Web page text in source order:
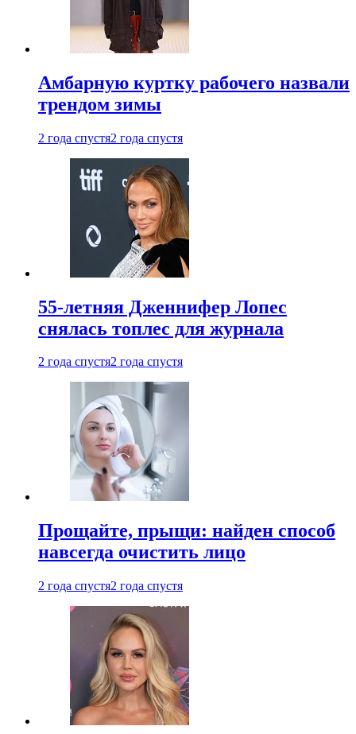
Амбарную куртку рабочего назвали
трендом зимы
2 года спустя2 года спустя
55-летняя Дженнифер Лопес
снялась топлес для журнала
2 года спустя2 года спустя
Прощайте, прыщи: найден способ
навсегда очистить лицо
2 года спустя2 года спустя